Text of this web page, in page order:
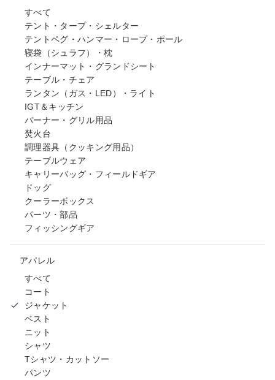
すべて
テント・タープ・シェルター
テントペグ・ハンマー・ロープ・ポール
寝袋（シュラフ）・枕
インナーマット・グランドシート
テーブル・チェア
ランタン（ガス・LED）・ライト
IGT＆キッチン
バーナー・グリル用品
焚火台
調理器具（クッキング用品）
テーブルウェア
キャリーバッグ・フィールドギア
ドッグ
クーラーボックス
パーツ・部品
フィッシングギア
アパレル
すべて
コート
ジャケット
ベスト
ニット
シャツ
Tシャツ・カットソー
パンツ